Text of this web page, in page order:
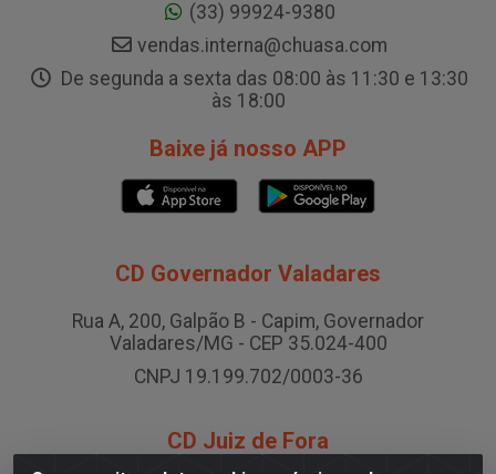
(33) 99924-9380
vendas.interna@chuasa.com
De segunda a sexta das 08:00 às 11:30 e 13:30
às 18:00
Baixe já nosso APP
CD Governador Valadares
Rua A, 200, Galpão B - Capim, Governador
Valadares/MG - CEP 35.024-400
CNPJ 19.199.702/0003-36
CD Juiz de Fora